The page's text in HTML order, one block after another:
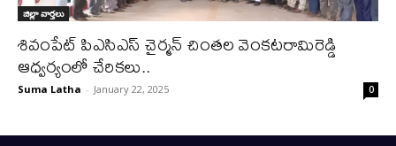
జిల్లా వార్త‌లు
శివంపేట్ పిఎసిఎస్ చైర్మన్ చింతల వెంకటరామిరెడ్డి
ఆధ్వర్యంలో చేరికలు..
Suma Latha - January 22, 2025 0